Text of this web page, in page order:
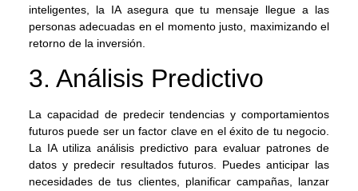
inteligentes, la IA asegura que tu mensaje llegue a las
personas adecuadas en el momento justo, maximizando el
retorno de la inversión.
3. Análisis Predictivo
La capacidad de predecir tendencias y comportamientos
futuros puede ser un factor clave en el éxito de tu negocio.
La IA utiliza análisis predictivo para evaluar patrones de
datos y predecir resultados futuros. Puedes anticipar las
necesidades de tus clientes, planificar campañas, lanzar